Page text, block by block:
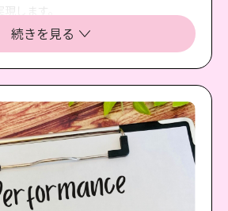
します。
切にして、強みを活かし合い、弱み
のチームを創り上げ、常勝チームであ
続きを見る